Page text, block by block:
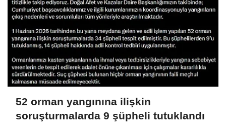
52 orman yangınına ilişkin
soruşturmalarda 9 şüpheli tutuklandı